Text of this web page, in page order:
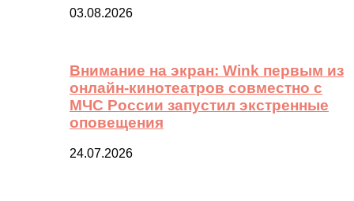
03.08.2026
Внимание на экран: Wink первым из
онлайн-кинотеатров совместно с
МЧС России запустил экстренные
оповещения
24.07.2026